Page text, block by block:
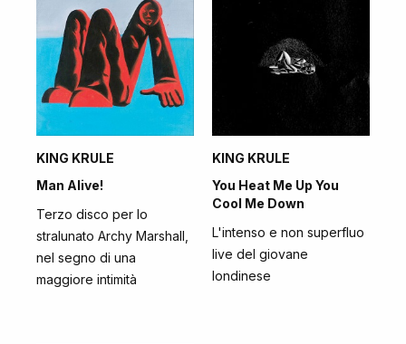
KING KRULE
Man Alive!
Terzo disco per lo
stralunato Archy Marshall,
nel segno di una
maggiore intimità
KING KRULE
You Heat Me Up You
Cool Me Down
L'intenso e non superfluo
live del giovane
londinese